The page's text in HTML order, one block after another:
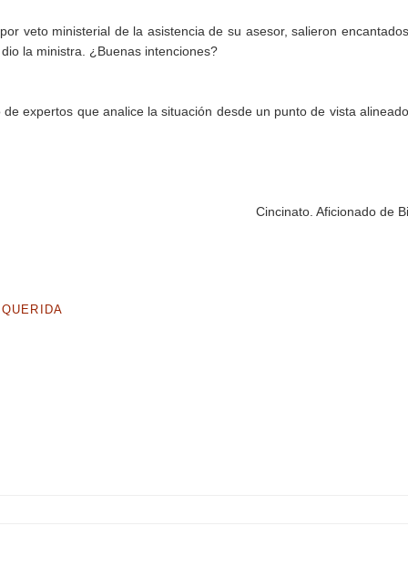
veto ministerial de la asistencia de su asesor, salieron
la ministra. ¿Buenas intenciones?
expertos que analice la situación desde un punto de vista
Cincinato. Aficionado de